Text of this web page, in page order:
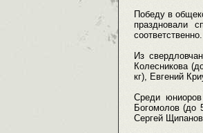
Победу в
праздновали
соответственно.
Из
Колесникова
кг), Евгений
Среди
Богомолов (до
Сергей